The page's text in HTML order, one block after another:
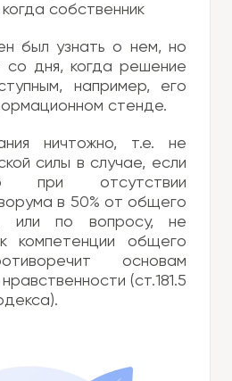
собственник
был узнать о нем, но
дня, когда решение
например, его
стенде.
ничтожно, т.е. не
силы в случае, если
при отсутствии
в 50% от общего
или по вопросу, не
компетенции общего
основам
(ст.181.5